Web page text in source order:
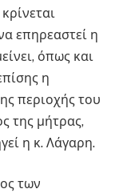
επηρεαστεί η
όπως και
η
περιοχής του
της μήτρας,
η κ. Λάγαρη.
των